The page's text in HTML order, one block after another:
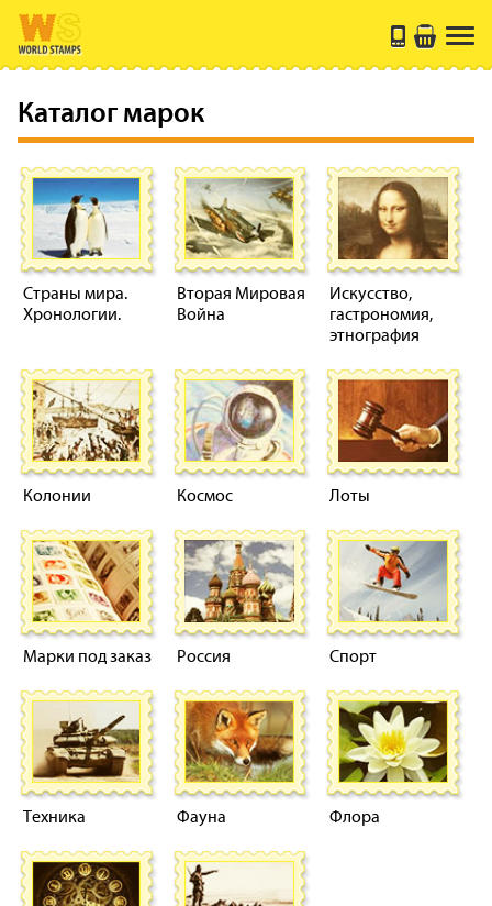
Каталог марок
Страны мира.
Хронологии.
Вторая Мировая
Война
Искусство,
гастрономия,
этнография
Колонии Космос Лоты
Марки под заказ Россия Спорт
Техника Фауна Флора